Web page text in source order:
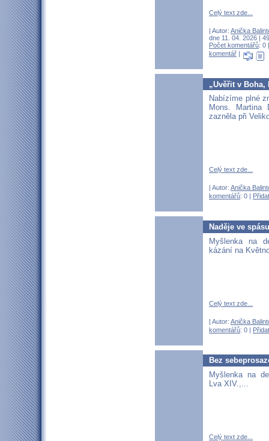
Celý text zde...
| Autor: Anička
dne 11. 04. 2026 |
Počet komentářů: 0
komentář |
„Uvěřit v Boha,
Nabízíme plné
Mons. Martina
zazněla při
Celý text zde...
| Autor: Anička
komentářů: 0 |
Naděje ve spásu
Myšlenka na
kázání na
Celý text zde...
| Autor: Anička
komentářů: 0 |
Bez
Myšlenka na
Lva XIV.,...
Celý text zde...